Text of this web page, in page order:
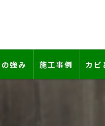
強み 施工事例 カビ